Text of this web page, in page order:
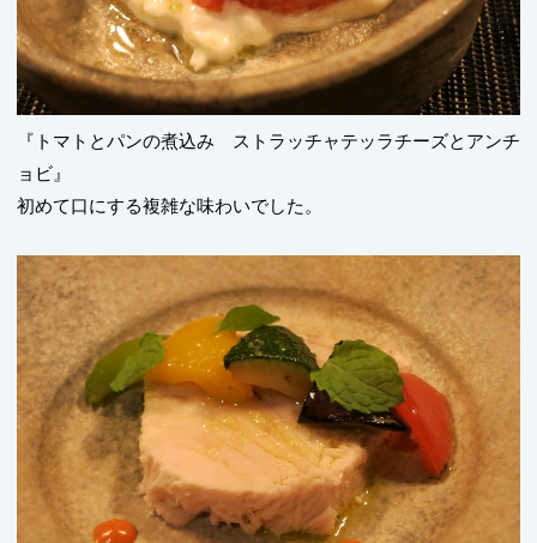
『トマトとパンの煮込み ストラッチャテッラチーズとアンチ
ョビ』
初めて口にする複雑な味わいでした。